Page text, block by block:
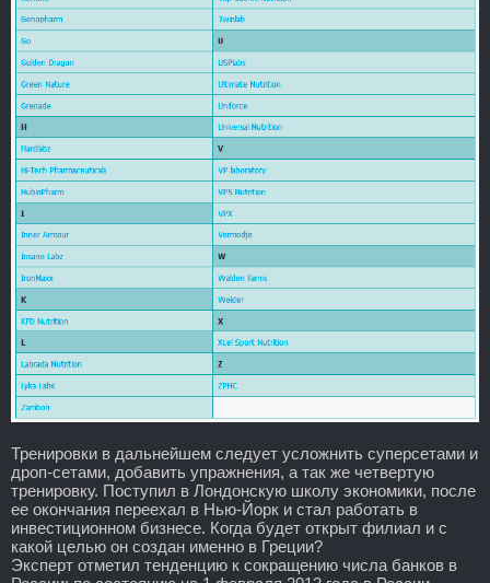
Тренировки в дальнейшем следует усложнить суперсетами и
дроп-сетами, добавить упражнения, а так же четвертую
тренировку. Поступил в Лондонскую школу экономики, после
ее окончания переехал в Нью-Йорк и стал работать в
инвестиционном бизнесе. Когда будет открыт филиал и с
какой целью он создан именно в Греции?
Эксперт отметил тенденцию к сокращению числа банков в